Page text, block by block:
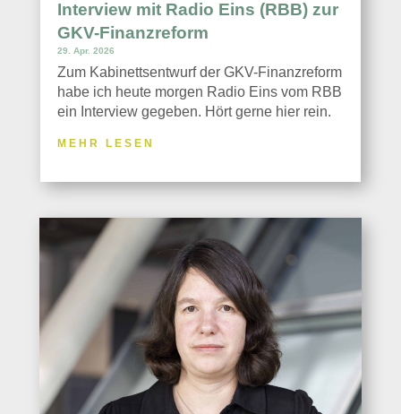
Interview mit Radio Eins (RBB) zur
GKV-Finanzreform
29. Apr. 2026
Zum Kabinettsentwurf der GKV-Finanzreform
habe ich heute morgen Radio Eins vom RBB
ein Interview gegeben. Hört gerne hier rein.
MEHR LESEN